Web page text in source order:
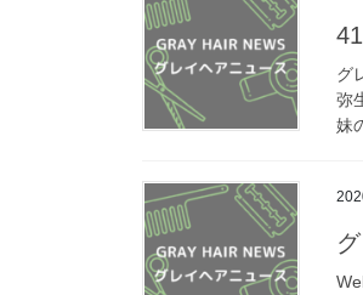
グ
弥
妹